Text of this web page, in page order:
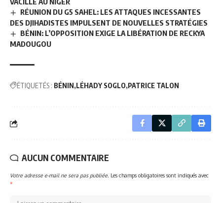
RÉUNION DU G5 SAHEL: LES ATTAQUES INCESSANTES
DES DJIHADISTES IMPULSENT DE NOUVELLES STRATÉGIES
BÉNIN: L’OPPOSITION EXIGE LA LIBÉRATION DE RECKYA
MADOUGOU
ÉTIQUETÉS : BÉNIN LÉHADY SOGLO PATRICE TALON
AUCUN COMMENTAIRE
Votre adresse e-mail ne sera pas publiée. Les champs obligatoires sont indiqués avec
*